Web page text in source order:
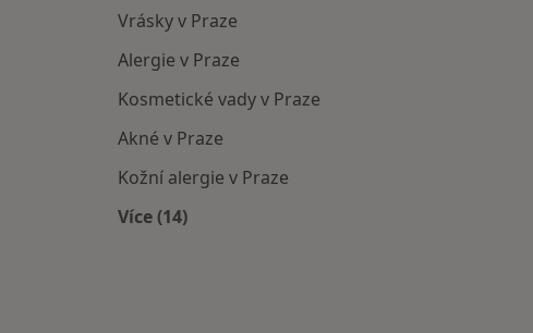
Vrásky v Praze
Alergie v Praze
Kosmetické vady v Praze
Akné v Praze
Kožní alergie v Praze
Více (14)